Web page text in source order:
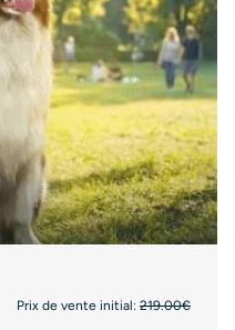
Prix de vente initial: 219.00€